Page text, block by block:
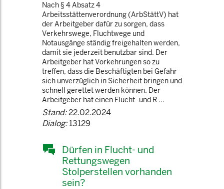
Nach § 4 Absatz 4
Arbeitsstättenverordnung (ArbStättV) hat
der Arbeitgeber dafür zu sorgen, dass
Verkehrswege, Fluchtwege und
Notausgänge ständig freigehalten werden,
damit sie jederzeit benutzbar sind. Der
Arbeitgeber hat Vorkehrungen so zu
treffen, dass die Beschäftigten bei Gefahr
sich unverzüglich in Sicherheit bringen und
schnell gerettet werden können. Der
Arbeitgeber hat einen Flucht- und R ...
Stand:22.02.2024
Dialog:13129
Dürfen in Flucht- und
Rettungswegen
Stolperstellen vorhanden
sein?